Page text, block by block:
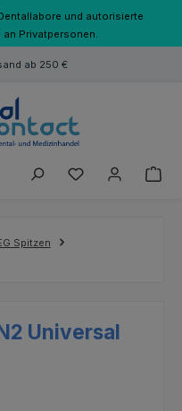
und autorisierte
an Privatpersonen.
ab 250 €
Du hast 0
Spitzen
Universal